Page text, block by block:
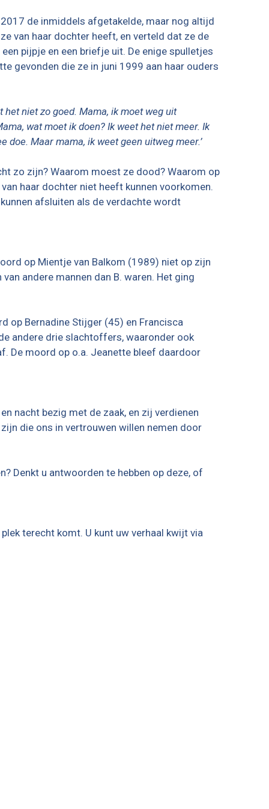
de inmiddels afgetakelde, maar nog altijd
van haar dochter heeft, en verteld dat ze de
pijpje en een briefje uit. De enige spulletjes
gevonden die ze in juni 1999 aan haar ouders
niet zo goed. Mama, ik moet weg uit
wat moet ik doen? Ik weet het niet meer. Ik
Maar mama, ik weet geen uitweg meer.’
zo zijn? Waarom moest ze dood? Waarom op
haar dochter niet heeft kunnen voorkomen.
afsluiten als de verdachte wordt
op Mientje van Balkom (1989) niet op zijn
andere mannen dan B. waren. Het ging
op Bernadine Stijger (45) en Francisca
andere drie slachtoffers, waaronder ook
De moord op o.a. Jeanette bleef daardoor
nacht bezig met de zaak, en zij verdienen
die ons in vertrouwen willen nemen door
Denkt u antwoorden te hebben op deze, of
terecht komt. U kunt uw verhaal kwijt via